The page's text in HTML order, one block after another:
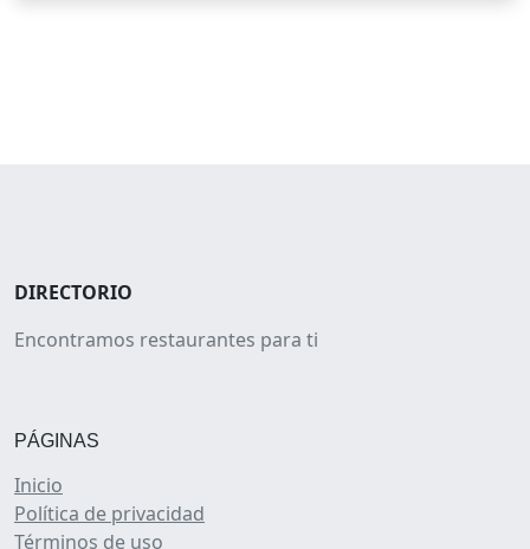
DIRECTORIO
Encontramos restaurantes para ti
PÁGINAS
Inicio
Política de privacidad
Términos de uso